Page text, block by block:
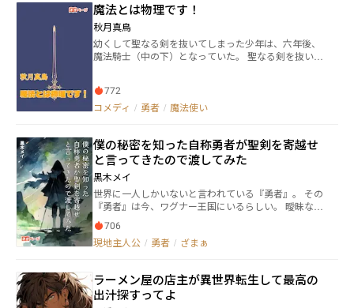
ウイエー！） パンツアイで見逃さず…… パンツイヤー
で危機察知っ パンツウイングで駆けつける！ パンツビ
ームで焼き払う！！ 聖女・魔王・勇者の三種のパンツ
を集める旅を美少女勇者とともに歩む！ もちろん、同
行している美少女勇者には真実を教えていない！（教
ター・パンツマンがお送りするドタバタコメディ、こ
こに開幕です！
魔法とは物理です！
秋月真鳥
幼くして聖なる剣を抜いてしまった少年は、六年後、
魔法騎士（中の下）となっていた。 聖なる剣を抜いた
となった少年が放つ魔法。 それが、世界を救う。 ファ
ンタジーコメディ作品です！
772
コメディ / 勇者 / 魔法使い
僕の秘密を知った自称勇者が聖剣を寄越せ
と言ってきたので渡してみた
黒木メイ
世界に一人しかいないと言われている『勇者』。 その
『勇者』は今、ワグナー王国にいるらしい。 曖昧なの
には理由があった。 『勇者』だと思わしき少年、レン
が頑なに「僕は勇者じゃない」と言っているからだ。
どんなに周りが勇者だと持て囃してもレンは認めよう
ていた。 突如日本という国から彼らが転移してくるま
では。 はたして、レンは本当に勇者ではないの
706
現地主人公 / 勇者 / ざまぁ
ラーメン屋の店主が異世界転生して最高の
出汁探すってよ